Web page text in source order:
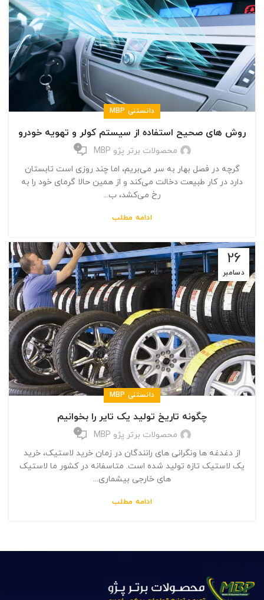
دانستنی MBP
روش های صحیح استفاده از سیستم‌ کولر و تهویه خودرو
محصولات برتر پژو MBP 0
گرچه در فصل بهار به سر می‌بریم، اما چند روزی است تابستان
دارد در کار طبیعت دخالت می‌کند و از همین حالا گرمای خود را به
رخ می‌کشد، ب...
ادامه مطلب
26
دسامبر
دانستنی MBP
چگونه تاریخ تولید یک تایر را بخوانیم
محصولات برتر پژو MBP 0
از دغدغه ها ونگرانی های رانندگان در زمان خرید لاستیک، خرید
یک لاستیک تازه تولید شده است. متاسفانه در کشور ما لاستیک
های خارجی بیشماری...
ادامه مطلب